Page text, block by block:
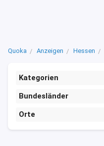
Quoka Anzeigen Hessen
Kategorien
Bundesländer
Orte